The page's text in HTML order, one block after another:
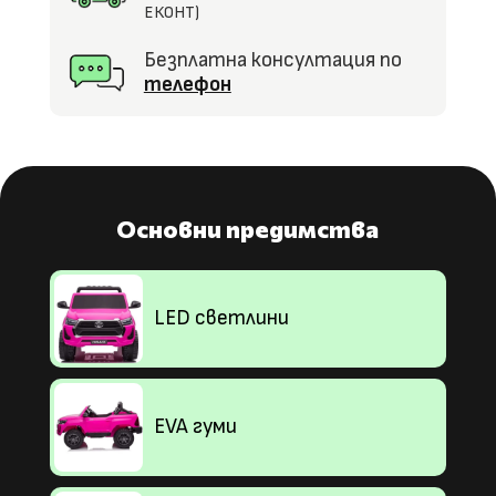
ЕКОНТ)
Безплатна консултация по
телефон
Основни предимства
LED светлини
EVA гуми